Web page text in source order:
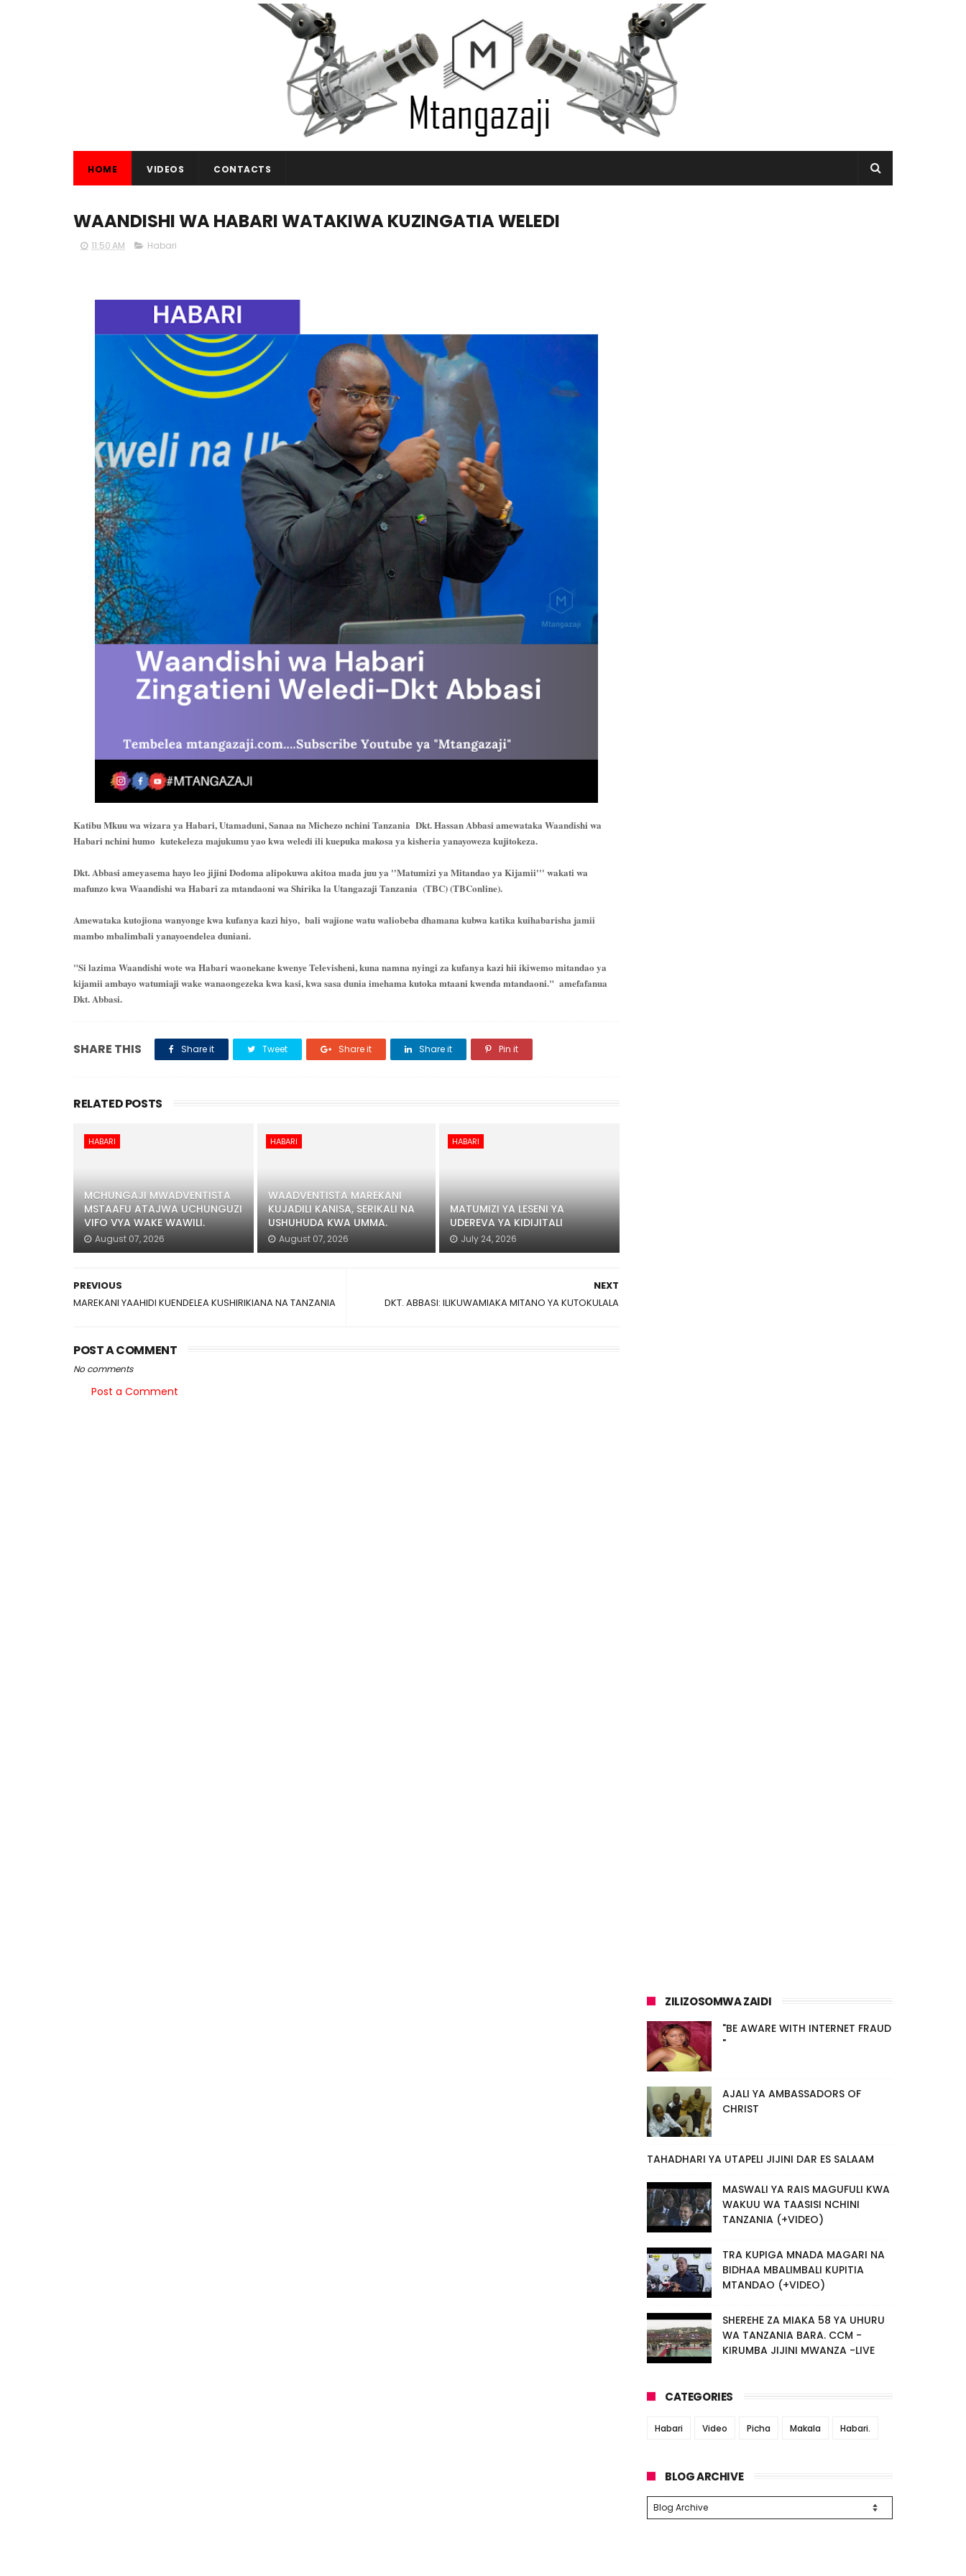
HOME VIDEOS CONTACTS
WAANDISHI WA HABARI WATAKIWA KUZINGATIA WELEDI
11:50 AM Habari
Katibu Mkuu wa wizara ya Habari, Utamaduni, Sanaa na Michezo nchini Tanzania Dkt. Hassan Abbasi amewataka Waandishi wa
Habari nchini humo kutekeleza majukumu yao kwa weledi ili kuepuka makosa ya kisheria yanayoweza kujitokeza.
Dkt. Abbasi ameyasema hayo leo jijini Dodoma alipokuwa akitoa mada juu ya ''Matumizi ya Mitandao ya Kijamii''' wakati wa
mafunzo kwa Waandishi wa Habari za mtandaoni wa Shirika la Utangazaji Tanzania (TBC) (TBConline).
Amewataka kutojiona wanyonge kwa kufanya kazi hiyo, bali wajione watu waliobeba dhamana kubwa katika kuihabarisha jamii
mambo mbalimbali yanayoendelea duniani.
"Si lazima Waandishi wote wa Habari waonekane kwenye Televisheni, kuna namna nyingi za kufanya kazi hii ikiwemo mitandao ya
kijamii ambayo watumiaji wake wanaongezeka kwa kasi, kwa sasa dunia imehama kutoka mtaani kwenda mtandaoni." amefafanua
Dkt. Abbasi.
SHARE THIS Share it Tweet Share it Share it Pin it
RELATED POSTS
HABARI
MCHUNGAJI MWADVENTISTA
MSTAAFU ATAJWA UCHUNGUZI
VIFO VYA WAKE WAWILI.
August 07, 2026
HABARI
WAADVENTISTA MAREKANI
KUJADILI KANISA, SERIKALI NA
USHUHUDA KWA UMMA.
August 07, 2026
HABARI
MATUMIZI YA LESENI YA
UDEREVA YA KIDIJITALI
July 24, 2026
NEXT
DKT. ABBASI: ILIKUWAMIAKA MITANO YA KUTOKULALA
PREVIOUS
MAREKANI YAAHIDI KUENDELEA KUSHIRIKIANA NA TANZANIA
POST A COMMENT
No comments
Post a Comment
ZILIZOSOMWA ZAIDI
"BE AWARE WITH INTERNET FRAUD
"
AJALI YA AMBASSADORS OF
CHRIST
TAHADHARI YA UTAPELI JIJINI DAR ES SALAAM
MASWALI YA RAIS MAGUFULI KWA
WAKUU WA TAASISI NCHINI
TANZANIA (+VIDEO)
TRA KUPIGA MNADA MAGARI NA
BIDHAA MBALIMBALI KUPITIA
MTANDAO (+VIDEO)
SHEREHE ZA MIAKA 58 YA UHURU
WA TANZANIA BARA. CCM -
KIRUMBA JIJINI MWANZA -LIVE
CATEGORIES
Habari Video Picha Makala Habari.
BLOG ARCHIVE